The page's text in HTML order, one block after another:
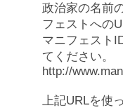
政治家の名前
フェストへの
マニフェスト
てください。
http://
上記URLを使